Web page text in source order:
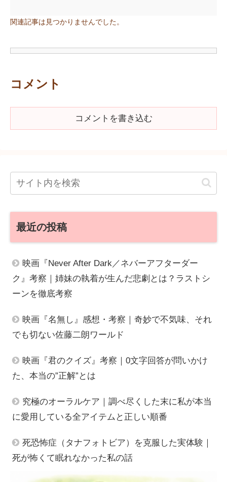
関連記事は見つかりませんでした。
コメント
コメントを書き込む
最近の投稿
映画『Never After Dark／ネバーアフターダー
ク』考察｜姉妹の執着が生んだ悲劇とは？ラストシ
ーンを徹底考察
映画『名無し』感想・考察｜奇妙で不気味、それ
でも切ない佐藤二朗ワールド
映画『君のクイズ』考察｜0文字回答が問いかけ
た、本当の”正解”とは
究極のオーラルケア｜調べ尽くした末に私が本当
に愛用している全アイテムと正しい順番
死恐怖症（タナフォトビア）を克服した実体験｜
死が怖くて眠れなかった私の話